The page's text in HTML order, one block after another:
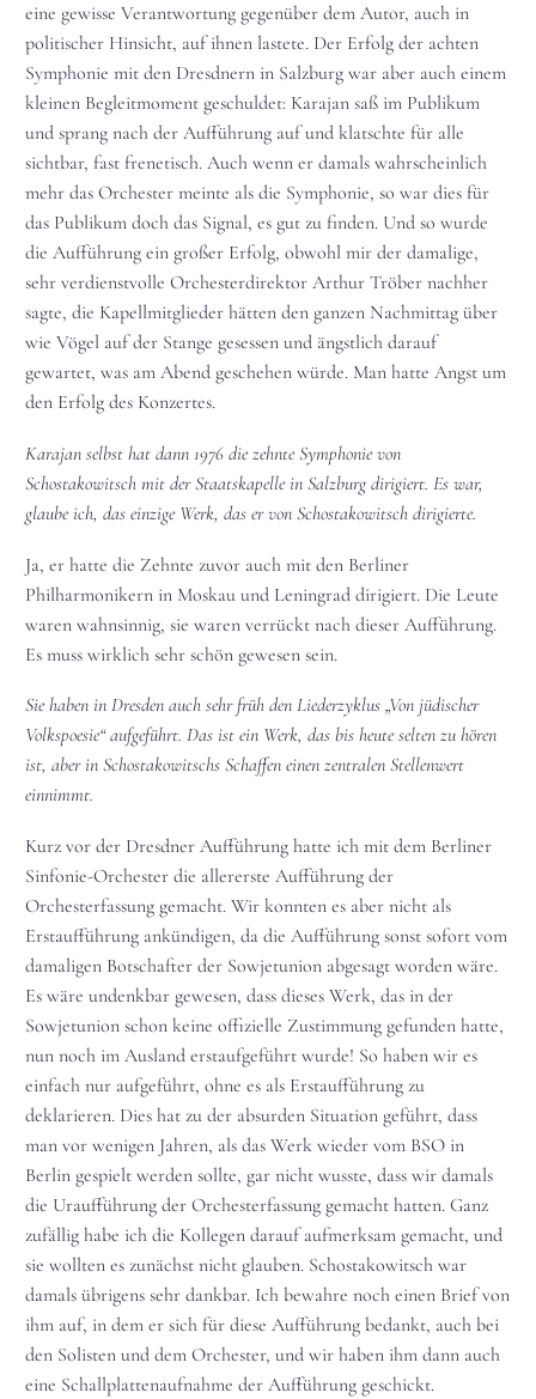
eine gewisse Verantwortung gegenüber dem Autor, auch in
politischer Hinsicht, auf ihnen lastete. Der Erfolg der achten
Symphonie mit den Dresdnern in Salzburg war aber auch einem
kleinen Begleitmoment geschuldet: Karajan saß im Publikum
und sprang nach der Aufführung auf und klatschte für alle
sichtbar, fast frenetisch. Auch wenn er damals wahrscheinlich
mehr das Orchester meinte als die Symphonie, so war dies für
das Publikum doch das Signal, es gut zu finden. Und so wurde
die Aufführung ein großer Erfolg, obwohl mir der damalige,
sehr verdienstvolle Orchesterdirektor Arthur Tröber nachher
sagte, die Kapellmitglieder hätten den ganzen Nachmittag über
wie Vögel auf der Stange gesessen und ängstlich darauf
gewartet, was am Abend geschehen würde. Man hatte Angst um
den Erfolg des Konzertes.
Karajan selbst hat dann 1976 die zehnte Symphonie von
Schostakowitsch mit der Staatskapelle in Salzburg dirigiert. Es war,
glaube ich, das einzige Werk, das er von Schostakowitsch dirigierte.
Ja, er hatte die Zehnte zuvor auch mit den Berliner
Philharmonikern in Moskau und Leningrad dirigiert. Die Leute
waren wahnsinnig, sie waren verrückt nach dieser Aufführung.
Es muss wirklich sehr schön gewesen sein.
Sie haben in Dresden auch sehr früh den Liederzyklus „Von jüdischer
Volkspoesie“ aufgeführt. Das ist ein Werk, das bis heute selten zu hören
ist, aber in Schostakowitschs Schaffen einen zentralen Stellenwert
einnimmt.
Kurz vor der Dresdner Aufführung hatte ich mit dem Berliner
Sinfonie-Orchester die allererste Aufführung der
Orchesterfassung gemacht. Wir konnten es aber nicht als
Erstaufführung ankündigen, da die Aufführung sonst sofort vom
damaligen Botschafter der Sowjetunion abgesagt worden wäre.
Es wäre undenkbar gewesen, dass dieses Werk, das in der
Sowjetunion schon keine offizielle Zustimmung gefunden hatte,
nun noch im Ausland erstaufgeführt wurde! So haben wir es
einfach nur aufgeführt, ohne es als Erstaufführung zu
deklarieren. Dies hat zu der absurden Situation geführt, dass
man vor wenigen Jahren, als das Werk wieder vom BSO in
Berlin gespielt werden sollte, gar nicht wusste, dass wir damals
die Uraufführung der Orchesterfassung gemacht hatten. Ganz
zufällig habe ich die Kollegen darauf aufmerksam gemacht, und
sie wollten es zunächst nicht glauben. Schostakowitsch war
damals übrigens sehr dankbar. Ich bewahre noch einen Brief von
ihm auf, in dem er sich für diese Aufführung bedankt, auch bei
den Solisten und dem Orchester, und wir haben ihm dann auch
eine Schallplattenaufnahme der Aufführung geschickt.